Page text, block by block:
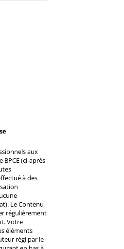
aux
(ci-après
à des
Le Contenu
régulièrement
Votre
éléments
régi par le